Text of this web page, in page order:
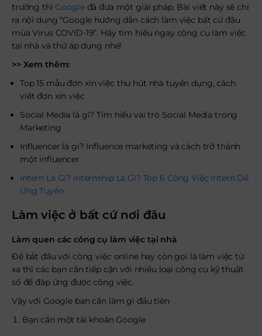
trường thì Googleđã đưa một giải pháp. Bài viết này sẽ chỉ
ra nội dung “Google hướng dẫn cách làm việc bất cứ đâu
mùa Virus COVID-19”. Hãy tìm hiểu ngay công cụ làm việc
tại nhà và thử áp dụng nhé!
>> Xem thêm:
Top 15 mẫu đơn xin việc thu hút nhà tuyển dụng, cách
viết đơn xin việc
Social Media là gì? Tìm hiểu vai trò Social Media trong
Marketing
Influencer là gì? Influence marketing và cách trở thành
một influencer
Intern Là Gì? Internship Là Gì? Top 6 Công Việc Intern Dễ
Ứng Tuyển
Làm việc ở bất cứ nơi đâu
Làm quen các công cụ làm việc tại nhà
Để bắt đầu với công việc online hay còn gọi là làm việc từ
xa thì các bạn cần tiếp cận với nhiều loại công cụ kỹ thuật
số để đáp ứng được công việc.
Vậy với Google bạn cần làm gì đầu tiên
Bạn cần một tài khoản Google